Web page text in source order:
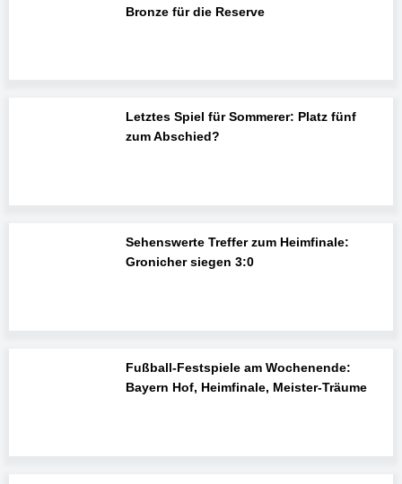
Bronze für die Reserve
Letztes Spiel für Sommerer: Platz fünf
zum Abschied?
Sehenswerte Treffer zum Heimfinale:
Gronicher siegen 3:0
Fußball-Festspiele am Wochenende:
Bayern Hof, Heimfinale, Meister-Träume